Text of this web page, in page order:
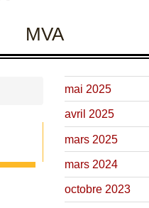
MVA
mai 2025
avril 2025
mars 2025
mars 2024
octobre 2023